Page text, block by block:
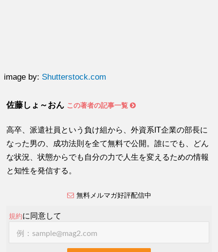
image by: Shutterstock.com
佐藤しょ～おん この著者の記事一覧
高卒、派遣社員という負け組から、外資系IT企業の部長に
なった男の、成功法則を全て無料で公開。誰にでも、どん
な状況、状態からでも自分の力で人生を変えるための情報
と知性を発信する。
無料メルマガ好評配信中
規約に同意して